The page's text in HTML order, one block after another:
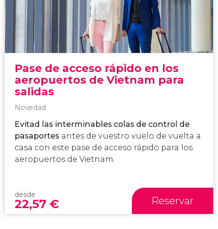
Pase de acceso rápido en los
aeropuertos de Vietnam para
salidas
Novedad
Evitad las interminables colas de control de
pasaportes antes de vuestro vuelo de vuelta a
casa con este pase de acceso rápido para los
aeropuertos de Vietnam.
desde
22,57 € Reservar